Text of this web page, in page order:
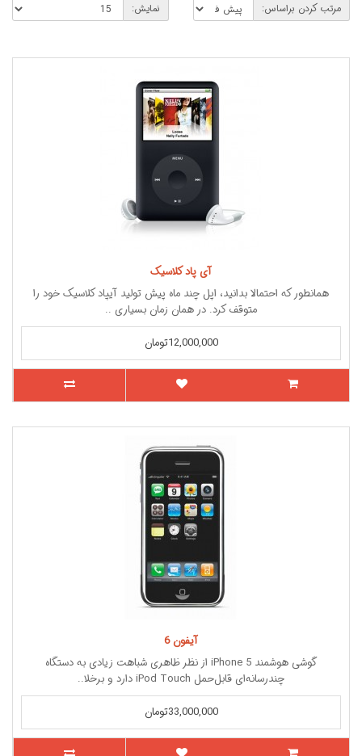
مرتب کردن براساس: نمایش:
آی پاد کلاسیک
همانطور که احتمالا بدانید، اپل چند ماه پیش تولید آیپاد کلاسیک خود را
متوقف کرد. در همان زمان بسیاری ..
12,000,000تومان
آیفون 6
گوشی هوشمند iPhone 5 از نظر ظاهری شباهت زیادی به دستگاه
چندرسانه‌ای قابل‌حمل iPod Touch دارد و برخلا..
33,000,000تومان